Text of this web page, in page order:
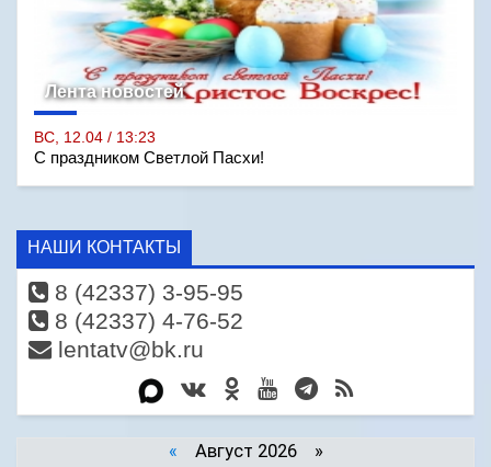
Лента новостей
ВС, 12.04 / 13:23
С праздником Светлой Пасхи!
НАШИ КОНТАКТЫ
8 (42337) 3-95-95
8 (42337) 4-76-52
lentatv@bk.ru
« Август 2026 »